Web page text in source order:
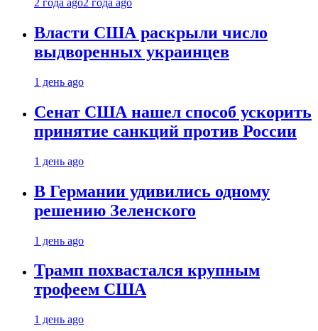
2 года ago2 года ago
Власти США раскрыли число
выдворенных украинцев
1 день ago
Сенат США нашел способ ускорить
принятие санкций против России
1 день ago
В Германии удивились одному
решению Зеленского
1 день ago
Трамп похвастался крупным
трофеем США
1 день ago